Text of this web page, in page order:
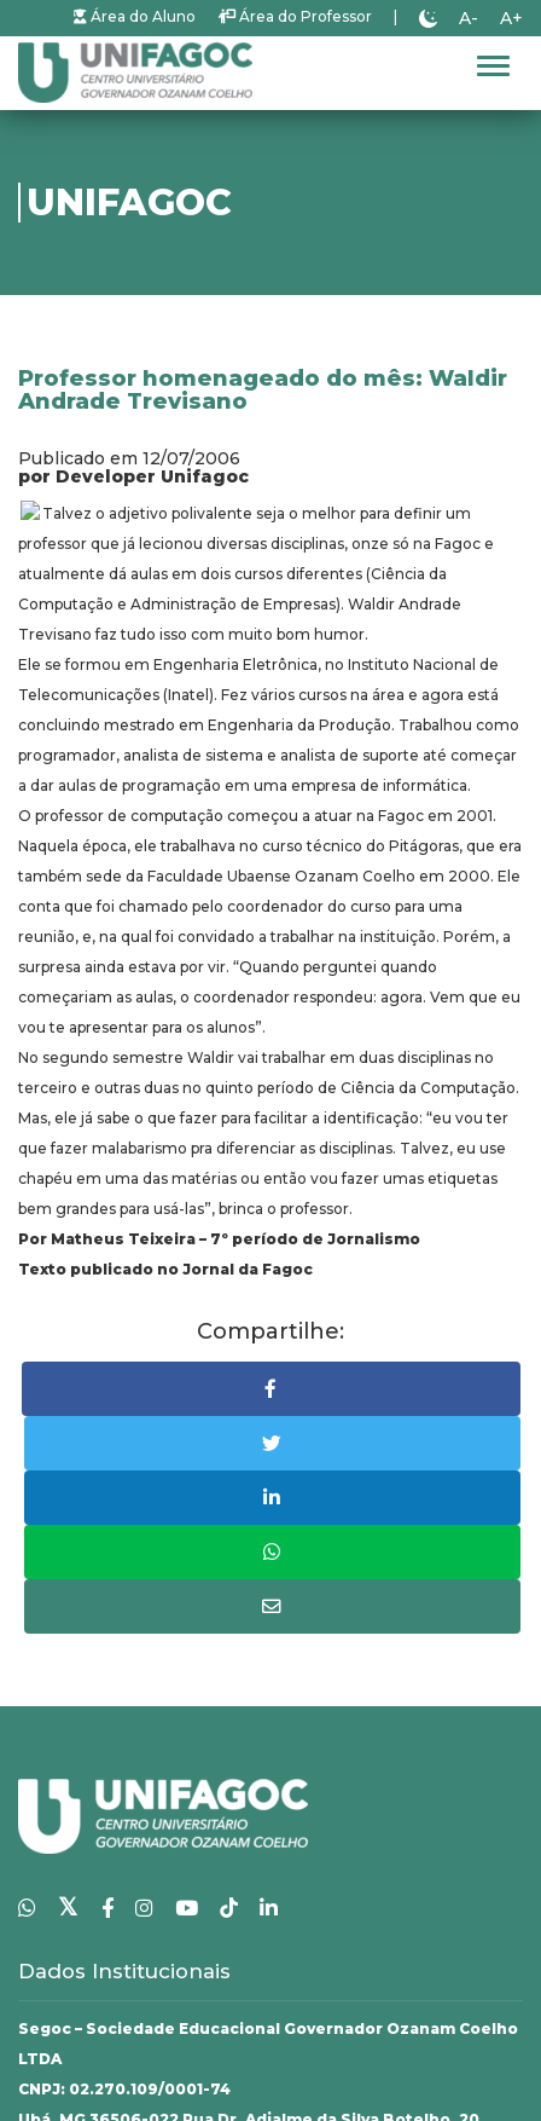
Área do Aluno Área do Professor A- A+
UNIFAGOC
Professor homenageado do mês: Waldir
Andrade Trevisano
Publicado em 12/07/2006
por Developer Unifagoc
Talvez o adjetivo polivalente seja o melhor para definir um
professor que já lecionou diversas disciplinas, onze só na Fagoc e
atualmente dá aulas em dois cursos diferentes (Ciência da
Computação e Administração de Empresas). Waldir Andrade
Trevisano faz tudo isso com muito bom humor.
Ele se formou em Engenharia Eletrônica, no Instituto Nacional de
Telecomunicações (Inatel). Fez vários cursos na área e agora está
concluindo mestrado em Engenharia da Produção. Trabalhou como
programador, analista de sistema e analista de suporte até começar
a dar aulas de programação em uma empresa de informática.
O professor de computação começou a atuar na Fagoc em 2001.
Naquela época, ele trabalhava no curso técnico do Pitágoras, que era
também sede da Faculdade Ubaense Ozanam Coelho em 2000. Ele
conta que foi chamado pelo coordenador do curso para uma
reunião, e, na qual foi convidado a trabalhar na instituição. Porém, a
surpresa ainda estava por vir. “Quando perguntei quando
começariam as aulas, o coordenador respondeu: agora. Vem que eu
vou te apresentar para os alunos”.
No segundo semestre Waldir vai trabalhar em duas disciplinas no
terceiro e outras duas no quinto período de Ciência da Computação.
Mas, ele já sabe o que fazer para facilitar a identificação: “eu vou ter
que fazer malabarismo pra diferenciar as disciplinas. Talvez, eu use
chapéu em uma das matérias ou então vou fazer umas etiquetas
bem grandes para usá-las”, brinca o professor.
Por Matheus Teixeira – 7º período de Jornalismo
Texto publicado no Jornal da Fagoc
Compartilhe:
𝕏
Dados Institucionais
Segoc – Sociedade Educacional Governador Ozanam Coelho
LTDA
CNPJ: 02.270.109/0001-74